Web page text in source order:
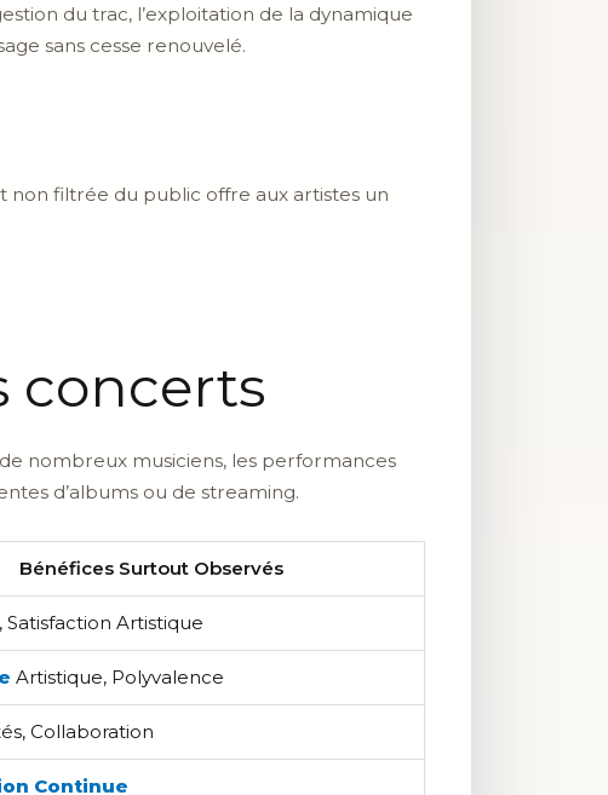
du trac, l’exploitation de la dynamique
sans cesse renouvelé.
non filtrée du public offre aux artistes un
concerts
nombreux musiciens, les performances
d’albums ou de streaming.
Bénéfices Surtout Observés
Artistique
Artistique, Polyvalence
Collaboration
Continue